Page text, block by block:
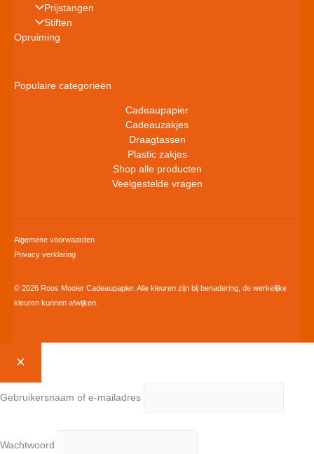
Prijstangen
Stiften
Opruiming
Populaire categorieën
Cadeaupapier
Cadeauzakjes
Draagtassen
Plastic zakjes
Shop alle producten
Veelgestelde vragen
© 2026 Roos Mooier Cadeaupapier. Alle kleuren zijn bij benadering, de werkelijke
kleuren kunnen afwijken.
Algemene voorwaarden
Privacy verklaring
Gebruikersnaam of e-mailadres
Wachtwoord